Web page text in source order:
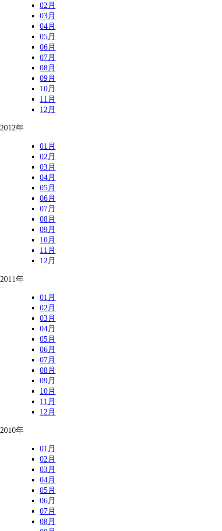
02月
03月
04月
05月
06月
07月
08月
09月
10月
11月
12月
2012年
01月
02月
03月
04月
05月
06月
07月
08月
09月
10月
11月
12月
2011年
01月
02月
03月
04月
05月
06月
07月
08月
09月
10月
11月
12月
2010年
01月
02月
03月
04月
05月
06月
07月
08月